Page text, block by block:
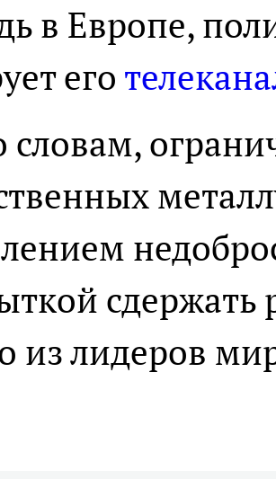
в Европе,
его
словам,
сдержать
из лидеров